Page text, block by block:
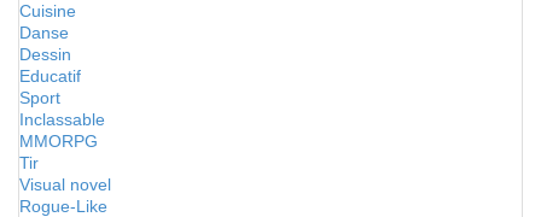
Cuisine
Danse
Dessin
Educatif
Sport
Inclassable
MMORPG
Tir
Visual novel
Rogue-Like